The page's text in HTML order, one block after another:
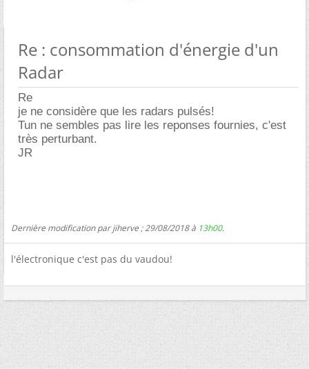
Re : consommation d'énergie d'un
Radar
Re
je ne considère que les radars pulsés!
Tun ne sembles pas lire les reponses fournies, c'est
très perturbant.
JR
Dernière modification par jiherve ; 29/08/2018 à 13h00.
l'électronique c'est pas du vaudou!